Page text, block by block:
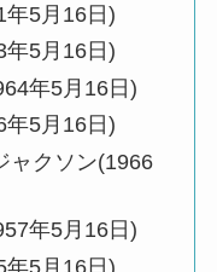
年5月16日)
年5月16日)
年5月16日)
年5月16日)
ャクソン(1966
年5月16日)
年5月16日)